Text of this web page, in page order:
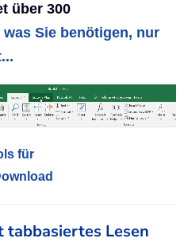
über 300
Sie benötigen, nur
für
tabbasiertes Lesen